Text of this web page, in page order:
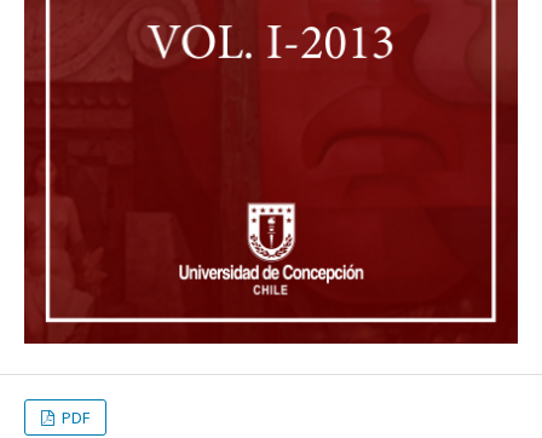
PDF